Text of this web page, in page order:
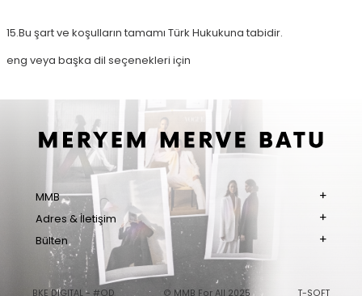
15.Bu şart ve koşulların tamamı Türk Hukukuna tabidir.
eng veya başka dil seçenekleri için
MMB
Adres & İletişim
Bülten
BKE DIGITAL - #OD © MMB For All 2025 T-SOFT